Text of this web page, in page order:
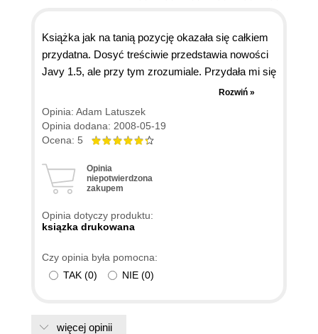
Książka jak na tanią pozycję okazała się całkiem
przydatna. Dosyć treściwie przedstawia nowości
Javy 1.5, ale przy tym zrozumiale. Przydała mi się
w nadrobieniu zaległości związanymi z nową
wersją Javy. Co do błędów w książce o których
mowa w innym komentarzu - rzeczywiście
zdarzają się (a nie powinny), aczkolwiek nie są
Rozwiń »
Opinia: Adam Latuszek
Opinia dodana: 2008-05-19
Ocena: 5
Opinia
niepotwierdzona
zakupem
Opinia dotyczy produktu:
ksiązka drukowana
Czy opinia była pomocna:
TAK (0) NIE (0)
więcej opinii